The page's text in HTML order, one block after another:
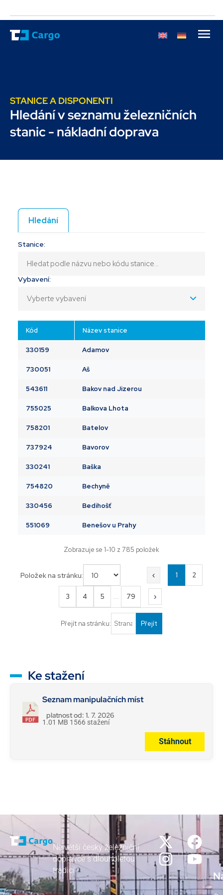
STANICE A DISPONENTI
Hledání v seznamu železničních
stanic - nákladní doprava
Hledání
Stanice:
Vybavení:
Kód Název stanice
330159 Adamov
730051 Aš
543611 Bakov nad Jizerou
755025 Balkova Lhota
758201 Batelov
737924 Bavorov
330241 Baška
754820 Bechyně
330456 Bedihošť
551069 Benešov u Prahy
Zobrazuje se 1-10 z 785 položek
Položek na stránku: ‹ 1 2
3 4 5 ... 79 ›
Přejít na stránku: Přejít
Ke stažení
Seznam manipulačních míst
platnost od: 1. 7. 2026
1.01 MB 1566 stažení
Stáhnout
Největší český železniční
dopravce s dlouholetou
tradicí